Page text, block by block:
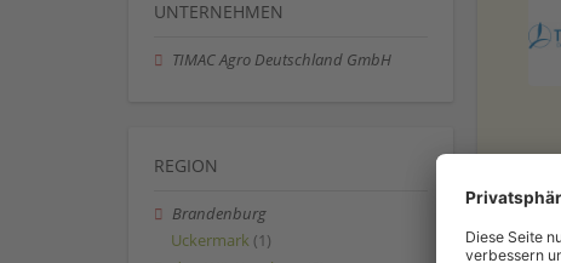
UNTERNEHMEN
TIMAC Agro Deutschland GmbH
REGION
Brandenburg
Uckermark (1)